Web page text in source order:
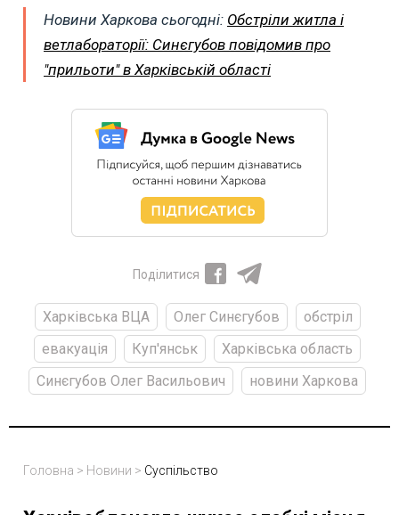
Новини Харкова сьогодні: Обстріли житла і
ветлабораторії: Синєгубов повідомив про
"прильоти" в Харківській області
Поділитися
Харківська ВЦА Олег Синєгубов
обстріл
евакуація
Куп'янськ
Харківська область
Синєгубов Олег Васильович
новини Харкова
Головна > Новини > Суспільство